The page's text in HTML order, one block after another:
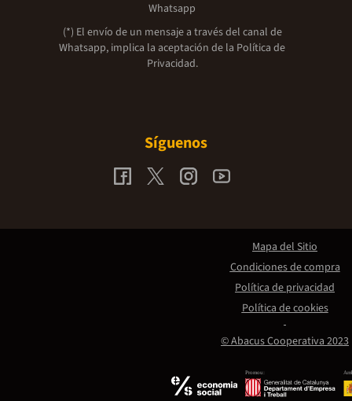
Whatsapp
(*) El envío de un mensaje a través del canal de
Whatsapp, implica la aceptación de la Política de
Privacidad.
Síguenos
Promou:
© Abacus Cooperativa 2023
Mapa del Sitio
Condiciones de compra
Política de privacidad
Política de cookies